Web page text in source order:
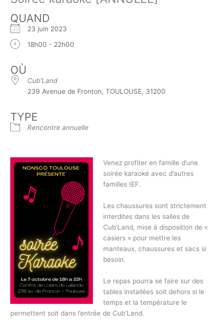
QUAND
23 juin 2023
18h00 - 22h00
OÙ
Cub'Land
239 Avenue de Fronton, TOULOUSE, 31200
TYPE
Rencontre annuelle
Venez profiter en famille d’une
soirée karaoké avec d’autres
familles IEF.
Les chaussures sont strictement
interdites dans les salles de
Cub’Land, mise à disposition de «
casiers » pour mettre les
manteaux, chaussures et sacs si
besoin.
Le repas pourra se faire sur des
tables installées soit dehors si le
temps et la température le
permettent soit dans l’entrée de Cub’Land.